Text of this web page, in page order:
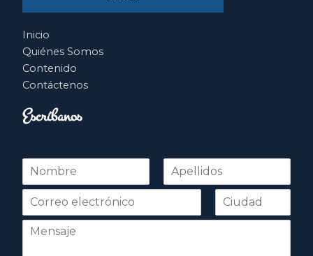
Inicio
Quiénes Somos
Contenido
Contáctenos
Escríbanos
N
m
r
Nombre Apellidos